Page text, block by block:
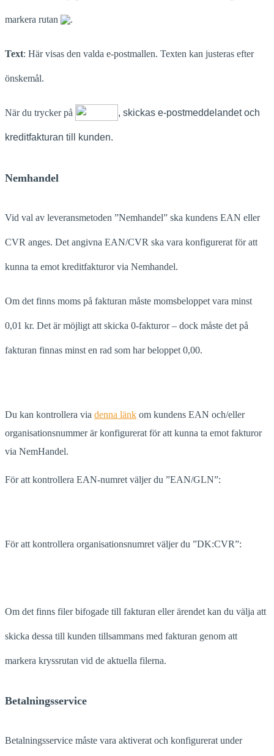
markera rutan .
Text: Här visas den valda e-postmallen. Texten kan justeras efter
önskemål.
När du trycker på , skickas e-postmeddelandet och
kreditfakturan till kunden.
Nemhandel
Vid val av leveransmetoden ”Nemhandel” ska kundens EAN eller
CVR anges. Det angivna EAN/CVR ska vara konfigurerat för att
kunna ta emot kreditfakturor via Nemhandel.
Om det finns moms på fakturan måste momsbeloppet vara minst
0,01 kr. Det är möjligt att skicka 0-fakturor – dock måste det på
fakturan finnas minst en rad som har beloppet 0,00.
Du kan kontrollera via denna länk om kundens EAN och/eller
organisationsnummer är konfigurerat för att kunna ta emot fakturor
via NemHandel.
För att kontrollera EAN-numret väljer du ”EAN/GLN”:
För att kontrollera organisationsnumret väljer du ”DK:CVR”:
Om det finns filer bifogade till fakturan eller ärendet kan du välja att
skicka dessa till kunden tillsammans med fakturan genom att
markera kryssrutan vid de aktuella filerna.
Betalningsservice
Betalningsservice måste vara aktiverat och konfigurerat under